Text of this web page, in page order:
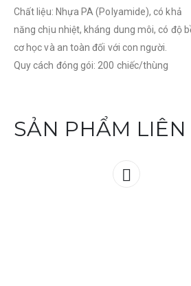
Chất liệu: Nhựa PA (Polyamide), có khả
năng chịu nhiệt, kháng dung môi, có độ
cơ học và an toàn đối với con người.
Quy cách đóng gói: 200 chiếc/thùng
SẢN PHẨM